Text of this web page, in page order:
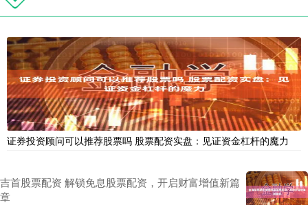
证券投资顾问可以推荐股票吗 股票配资实盘：见证资金杠杆的魔力
吉首股票配资 解锁免息股票配资，开启财富增值新篇
章